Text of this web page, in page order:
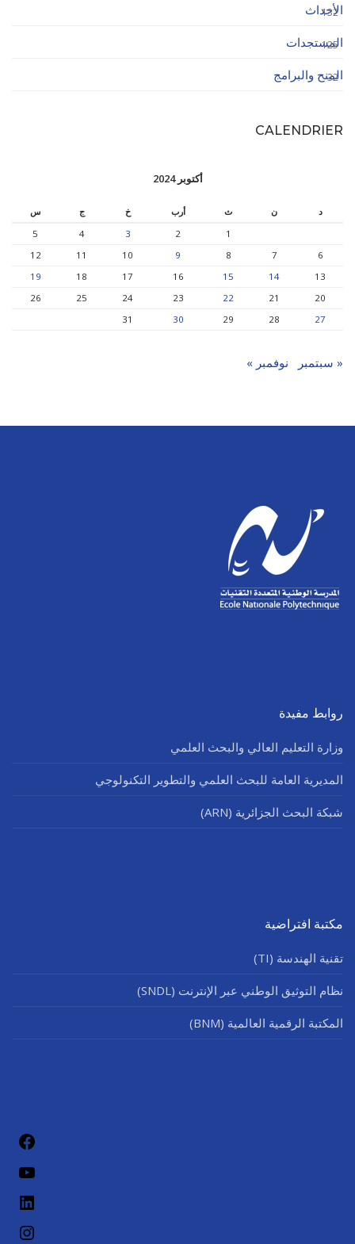
الأحداث
132
المستجدات
125
المنح والبرامج
32
CALENDRIER
أكتوبر 2024
د ن ث أرب خ ج
س
1
2
3
4
5
6
7
8
9
10
11
12
13
14
15
16
17
18
19
20
21
22
23
24
25
26
27
28
29
30
31
« سبتمبر نوفمبر »
روابط مفيدة
وزارة التعليم العالي والبحث العلمي
المديرية العامة للبحث العلمي والتطوير التكنولوجي
شبكة البحث الجزائرية (ARN)
مكتبة افتراضية
تقنية الهندسة (TI)
نظام التوثيق الوطني عبر الإنترنت (SNDL)
المكتبة الرقمية العالمية (BNM)
لينكد إن